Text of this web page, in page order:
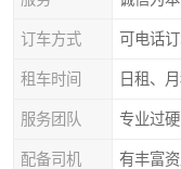
订车方式 可电话
租车时间 日租、
服务团队 专业过硬
配备司机 有丰富